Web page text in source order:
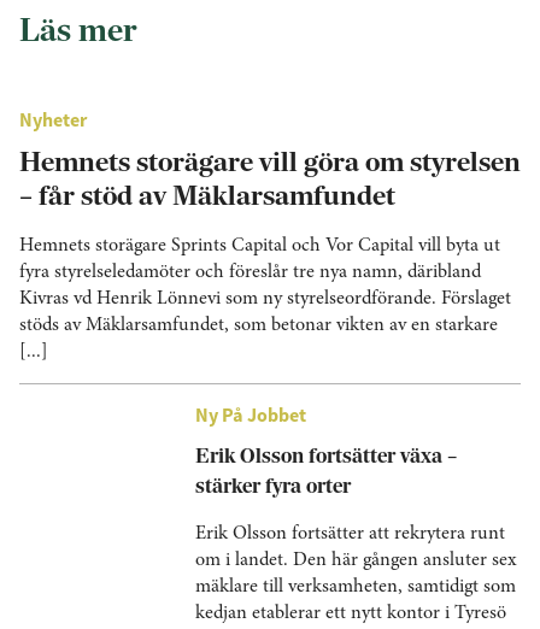
Läs mer
Nyheter
Hemnets storägare vill göra om styrelsen
– får stöd av Mäklarsamfundet
Hemnets storägare Sprints Capital och Vor Capital vill byta ut
fyra styrelseledamöter och föreslår tre nya namn, däribland
Kivras vd Henrik Lönnevi som ny styrelseordförande. Förslaget
stöds av Mäklarsamfundet, som betonar vikten av en starkare
[...]
Ny På Jobbet
Erik Olsson fortsätter växa –
stärker fyra orter
Erik Olsson fortsätter att rekrytera runt
om i landet. Den här gången ansluter sex
mäklare till verksamheten, samtidigt som
kedjan etablerar ett nytt kontor i Tyresö